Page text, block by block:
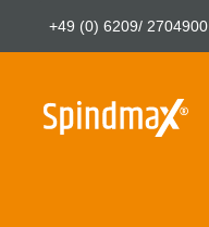
+49 (0) 6209/ 2704900